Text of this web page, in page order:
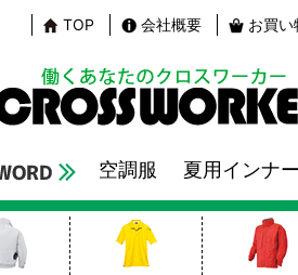
TOP 会社概要 お買い
空調服 夏用インナー